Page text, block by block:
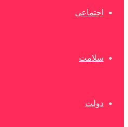
اجتماعی
سلامت
دولت